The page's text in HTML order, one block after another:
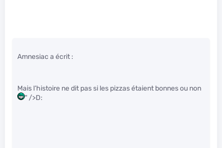
Amnesiac a écrit :
Mais l’histoire ne dit pas si les pizzas étaient bonnes ou non
" />D: